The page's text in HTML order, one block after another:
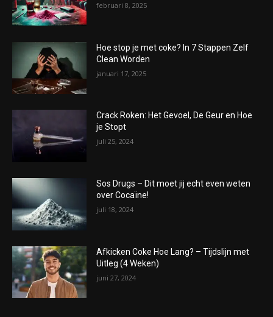
februari 8, 2025
Hoe stop je met coke? In 7 Stappen Zelf
Clean Worden
januari 17, 2025
Crack Roken: Het Gevoel, De Geur en Hoe
je Stopt
juli 25, 2024
Sos Drugs – Dit moet jij echt even weten
over Cocaïne!
juli 18, 2024
Afkicken Coke Hoe Lang? – Tijdslijn met
Uitleg (4 Weken)
juni 27, 2024